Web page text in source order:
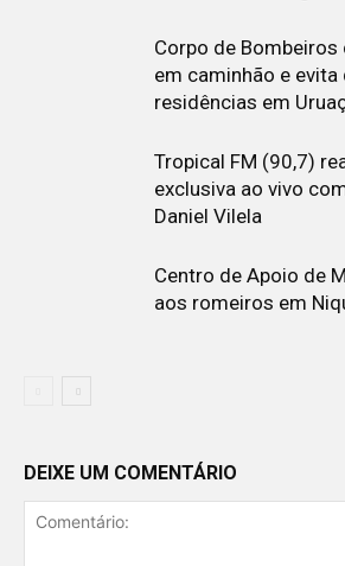
Corpo de
em caminhão e
residências em
Tropical FM (90,7)
exclusiva ao vivo
Daniel Vilela
Centro de Apoio de
aos romeiros em
DEIXE UM COMENTÁRIO